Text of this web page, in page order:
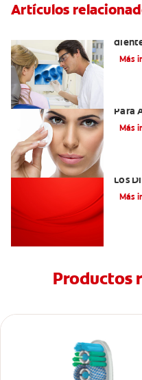
Artículos
Más
Para
Más
Los
Más
Productos